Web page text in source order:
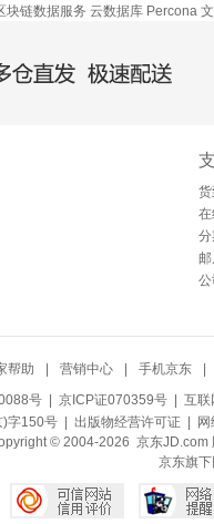
块链数据服务 云数据库 Percona
直发，极速配送
货
分
邮
公
帮助 营销中心 手机京东
号 | 京ICP证070359号 | 互联
)字150号 | 出版物经营许可证|
© 2004-2026 京东
京东旗下